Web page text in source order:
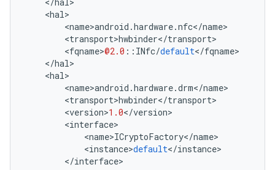
<hal>
<name>android .hardware.nfc</name>
<transport>hwbinder</transport>
<fqname>@2.0 :: INfc/default</fqname>
</hal>
<hal>
<name>android .hardware.drm</name>
<transport>hwbinder</transport>
<version>1.0</version>
<interface>
<name>ICryptoFactory</name>
<instance>default</instance>
</interface>